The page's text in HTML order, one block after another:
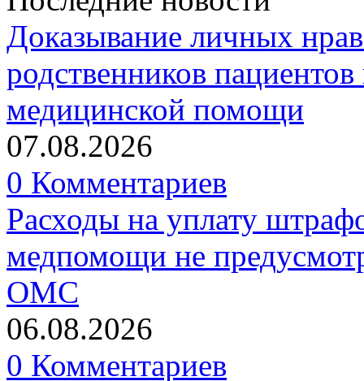
Доказывание личных
родственников
медицинской помощи
07.08.2026
0 Комментариев
Расходы на уплату
медпомощи не
ОМС
06.08.2026
0 Комментариев